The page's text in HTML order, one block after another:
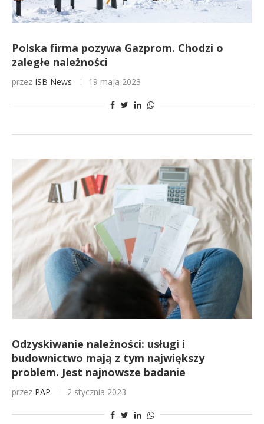
Polska firma pozywa Gazprom. Chodzi o
zaległe należności
przez ISB News 19 maja 2023
Odzyskiwanie należności: usługi i
budownictwo mają z tym największy
problem. Jest najnowsze badanie
przez PAP 2 stycznia 2023